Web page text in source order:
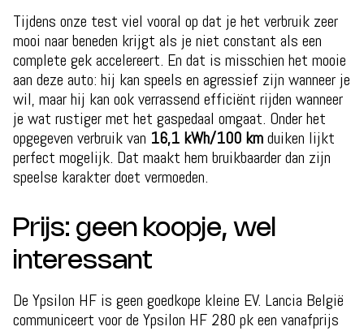
Tijdens onze test viel vooral op dat je het verbruik zeer
mooi naar beneden krijgt als je niet constant als een
complete gek accelereert. En dat is misschien het mooie
aan deze auto: hij kan speels en agressief zijn wanneer je
wil, maar hij kan ook verrassend efficiënt rijden wanneer
je wat rustiger met het gaspedaal omgaat. Onder het
opgegeven verbruik van 16,1 kWh/100 kmduiken lijkt
perfect mogelijk. Dat maakt hem bruikbaarder dan zijn
speelse karakter doet vermoeden.
Prijs: geen koopje, wel
interessant
De Ypsilon HF is geen goedkope kleine EV. Lancia België
communiceert voor de Ypsilon HF 280 pk een vanafprijs